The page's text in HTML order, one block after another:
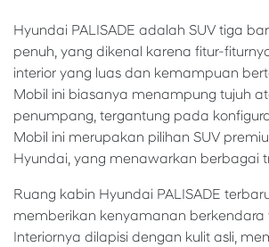
Hyundai PALISADE adalah SUV tiga
penuh, yang dikenal karena fitur-
interior yang luas dan kemampuan
Mobil ini biasanya menampung tujuh
penumpang, tergantung pada
Mobil ini merupakan pilihan SUV
Hyundai, yang menawarkan berbagai
Ruang kabin Hyundai PALISADE
memberikan kenyamanan berkendara
Interiornya dilapisi dengan kulit asli,